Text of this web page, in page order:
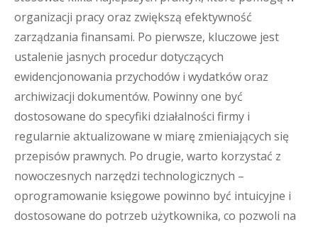
organizacji pracy oraz zwiększą efektywność
zarządzania finansami. Po pierwsze, kluczowe jest
ustalenie jasnych procedur dotyczących
ewidencjonowania przychodów i wydatków oraz
archiwizacji dokumentów. Powinny one być
dostosowane do specyfiki działalności firmy i
regularnie aktualizowane w miarę zmieniających się
przepisów prawnych. Po drugie, warto korzystać z
nowoczesnych narzędzi technologicznych –
oprogramowanie księgowe powinno być intuicyjne i
dostosowane do potrzeb użytkownika, co pozwoli na